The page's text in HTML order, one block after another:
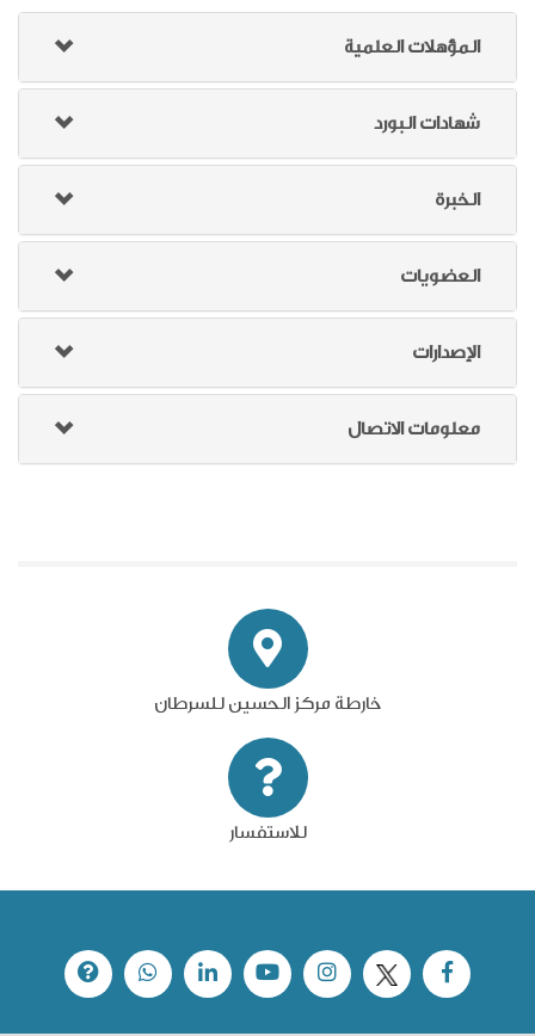
المؤهلات العلمية
شهادات البورد
الخبرة
العضويات
الإصدارات
معلومات الاتصال
خارطة مركز الحسين للسرطان
للاستفسار